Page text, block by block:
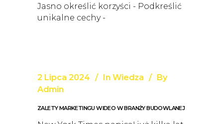
Jasno określić korzyści - Podkreślić
unikalne cechy -
2 Lipca 2024 In Wiedza
By
Admin
ZALETY MARKETINGU WIDEO W BRANŻY BUDOWLANEJ